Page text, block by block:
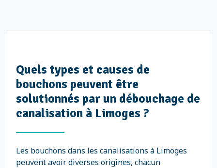
Quels types et causes de
bouchons peuvent être
solutionnés par un débouchage de
canalisation à Limoges ?
Les bouchons dans les canalisations à Limoges
peuvent avoir diverses origines, chacun